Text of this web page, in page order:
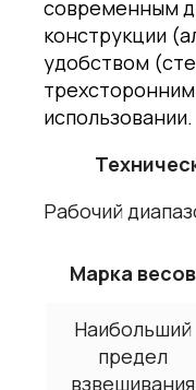
современным
конструкции
удобством
использовании.
Рабочий
Марка весов
Наибольший
предел
взвешивания